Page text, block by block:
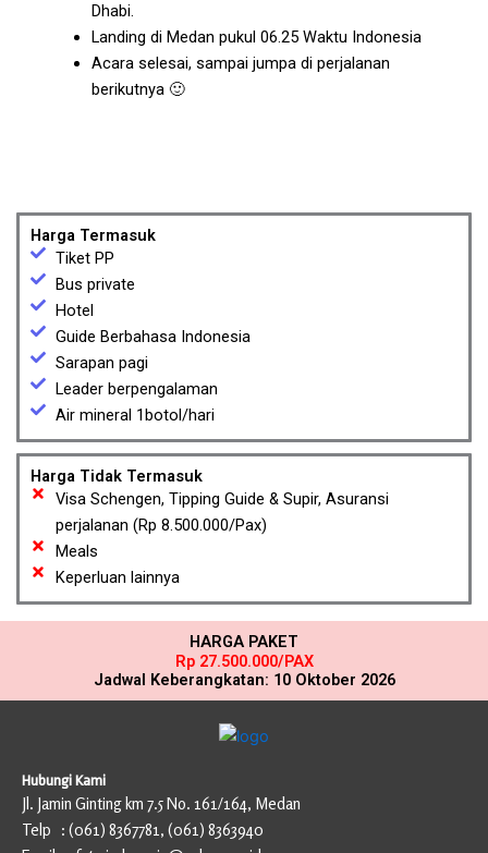
Dhabi.
Landing di Medan pukul 06.25 Waktu Indonesia
Acara selesai, sampai jumpa di perjalanan
berikutnya 🙂
Harga Termasuk
Tiket PP
Bus private
Hotel
Guide Berbahasa Indonesia
Sarapan pagi
Leader berpengalaman
Air mineral 1botol/hari
Harga Tidak Termasuk
Visa Schengen, Tipping Guide & Supir, Asuransi
perjalanan (Rp 8.500.000/Pax)
Meals
Keperluan lainnya
HARGA PAKET
Rp 27.500.000/PAX
Jadwal Keberangkatan: 10 Oktober 2026
Hubungi Kami
Jl. Jamin Ginting km 7.5 No. 161/164, Medan
Telp : (061) 8367781, (061) 8363940